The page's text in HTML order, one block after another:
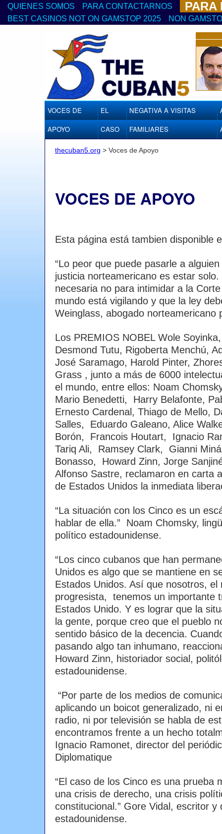
QUIENES SOMOS PARA CONTACTARNOS PARA
BEST CASINOS NOT ON GAMSTOP 2025 NON
VOCES DE
APOYO
EL
CASO
NEGATIVA A VISITAS
FAMILIARES
thecuban5.org > Voces de Apoyo
VOCES DE APOYO
Esta página está tambien disponible
“Lo peor que puede pasarle a
justicia norteamericano es estar
necesaria no para intimidar a la
mundo está vigilando y que la ley
Weinglass, abogado
Los PREMIOS NOBEL Wole
Desmond Tutu, Rigoberta Menchú,
José Saramago, Harold Pinter,
Grass , junto a más de 6000
el mundo, entre ellos: Noam
Mario Benedetti, Harry Belafonte,
Ernesto Cardenal, Thiago de Mello,
Salles, Eduardo Galeano, Alice
Borón, Francois Houtart, Ignacio
Tariq Ali, Ramsey Clark, Gianni
Bonasso, Howard Zinn, Jorge
Alfonso Sastre, reclamaron en carta
de Estados Unidos la inmediata
“La situación con los Cinco es un
hablar de ella.” Noam Chomsky,
político estadounidense.
“Los cinco cubanos que han
Unidos es algo que se mantiene en
Estados Unidos. Así que nosotros, el
progresista, tenemos un importante
Estados Unido. Y es lograr que la
la gente, porque creo que el pueblo
sentido básico de la decencia.
pasando algo tan inhumano,
Howard Zinn, historiador social,
estadounidense.
“Por parte de los medios de
aplicando un boicot generalizado, ni
radio, ni por televisión se habla de
encontramos frente a un hecho
Ignacio Ramonet, director del
Diplomatique
“El caso de los Cinco es una prueba
una crisis de derecho, una crisis
constitucional.” Gore Vidal, escritor y
estadounidense.